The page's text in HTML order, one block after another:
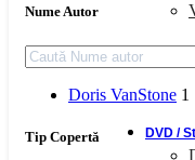
DVD /
Nume Autor
Doris VanStone 1
Tip Copertă